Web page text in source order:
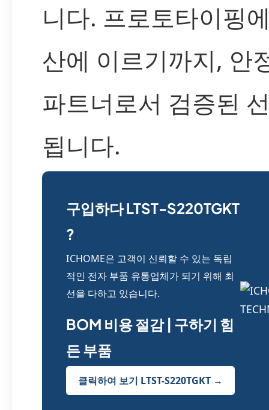
니다. 프로토타이핑
산에 이르기까지, 안
파트너로서 검증된
됩니다.
구입하다 LTST-S220TGKT
?
ICHOME은 고객이 신뢰할 수 있는 독립
적인 전자 부품 유통업체가 되기 위해 최
선을 다하고 있습니다.
BOM 비용 절감 | 구하기 힘
든 부품
클릭하여 보기 LTST-S220TGKT →